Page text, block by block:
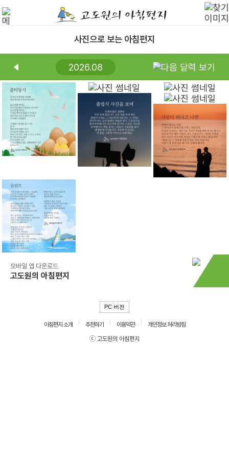
사진으로 보는 아침편지
2026.08
모바일 앱 다운로드
고도원의 아침편지
PC 버전
아침편지 소개 추천하기 이용약관
개인정보 처리방침
ⓒ 고도원의 아침편지